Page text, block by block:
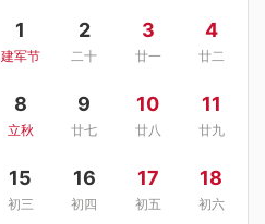
1
建军节
2
二十
3
廿一
4
廿二
8
立秋
9
廿七
10
廿八
11
廿九
15
初三
16
初四
17
初五
18
初六